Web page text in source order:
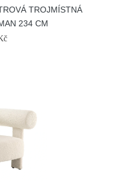
TROJMÍSTNÁ
234 CM